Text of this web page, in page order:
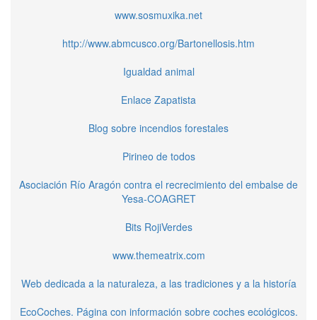
www.sosmuxika.net
http://www.abmcusco.org/Bartonellosis.htm
Igualdad animal
Enlace Zapatista
Blog sobre incendios forestales
Pirineo de todos
Asociación Río Aragón contra el recrecimiento del embalse de
Yesa-COAGRET
Bits RojiVerdes
www.themeatrix.com
Web dedicada a la naturaleza, a las tradiciones y a la historía
EcoCoches. Página con información sobre coches ecológicos.